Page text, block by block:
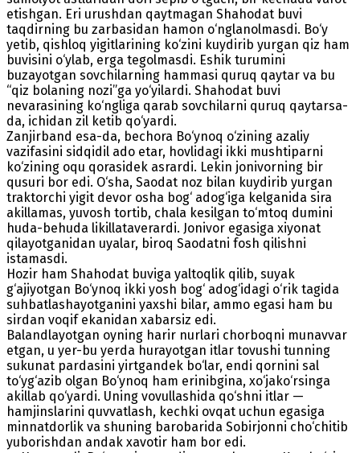
etishgan. Eri urushdan qaytmagan Shahodat buvi
taqdirning bu zarbasidan hamon o‘nglanolmasdi. Bo‘y
yetib, qishloq yigitlarining ko‘zini kuydirib yurgan qiz ham
buvisini o‘ylab, erga tegolmasdi. Eshik turumini
buzayotgan sovchilarning hammasi quruq qaytar va bu
“qiz bolaning nozi”ga yo‘yilardi. Shahodat buvi
nevarasining ko‘ngliga qarab sovchilarni quruq qaytarsa-
da, ichidan zil ketib qo‘yardi.
Zanjirband esa-da, bechora Bo‘ynoq o‘zining azaliy
vazifasini sidqidil ado etar, hovlidagi ikki mushtiparni
ko‘zining oqu qorasidek asrardi. Lekin jonivorning bir
qusuri bor edi. O‘sha, Saodat noz bilan kuydirib yurgan
traktorchi yigit devor osha bog‘ adog‘iga kelganida sira
akillamas, yuvosh tortib, chala kesilgan to‘mtoq dumini
huda-behuda likillataverardi. Jonivor egasiga xiyonat
qilayotganidan uyalar, biroq Saodatni fosh qilishni
istamasdi.
Hozir ham Shahodat buviga yaltoqlik qilib, suyak
g‘ajiyotgan Bo‘ynoq ikki yosh bog‘ adog‘idagi o‘rik tagida
suhbatlashayotganini yaxshi bilar, ammo egasi ham bu
sirdan voqif ekanidan xabarsiz edi.
Balandlayotgan oyning harir nurlari chorboqni munavvar
etgan, u yer-bu yerda hurayotgan itlar tovushi tunning
sukunat pardasini yirtgandek bo‘lar, endi qornini sal
to‘yg‘azib olgan Bo‘ynoq ham erinibgina, xo‘jako‘rsinga
akillab qo‘yardi. Uning vovullashida qo‘shni itlar —
hamjinslarini quvvatlash, kechki ovqat uchun egasiga
minnatdorlik va shuning barobarida Sobirjonni cho‘chitib
yuborishdan andak xavotir ham bor edi.